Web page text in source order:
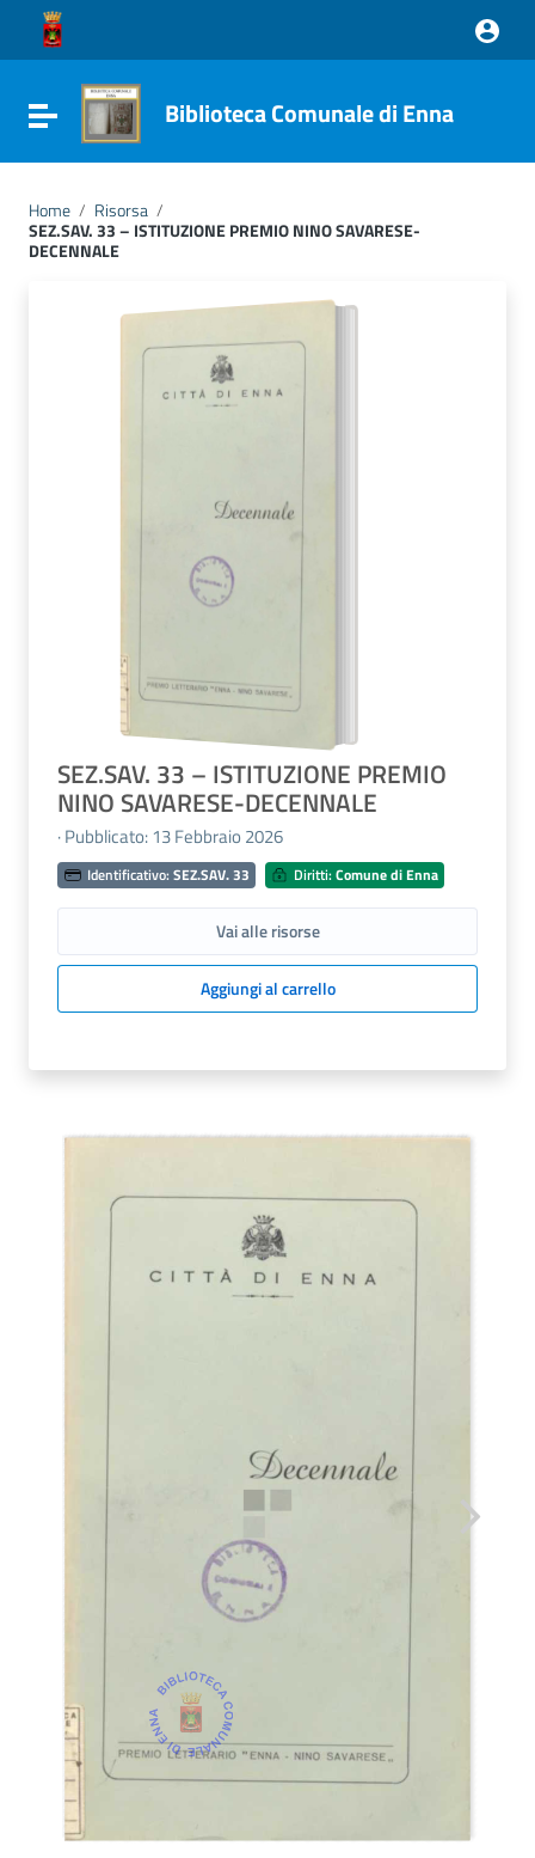
Vai ai contenuti
Vai al menu di navigazione
Vai al footer
Attiva / disattiva la navigazione
Biblioteca Comunale di Enna
Home / Risorsa /
SEZ.SAV. 33 – ISTITUZIONE PREMIO NINO SAVARESE-
DECENNALE
SEZ.SAV. 33 – ISTITUZIONE PREMIO
NINO SAVARESE-DECENNALE
· Pubblicato: 13 Febbraio 2026
Identificativo: SEZ.SAV. 33 Diritti:Comune di Enna
Vai alle risorse
Aggiungi al carrello